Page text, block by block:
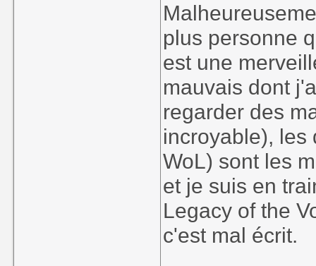
plus personne
est une
mauvais dont
regarder des
incroyable), les
WoL) sont les
et je suis en
Legacy of the
c'est mal écrit.